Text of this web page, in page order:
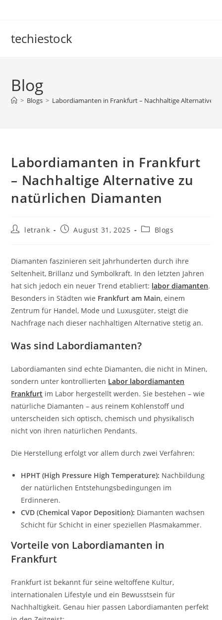
techiestock
Blog
> Blogs > Labor­diamanten in Frankfurt – Nachhaltige Alternative
Labor­diamanten in Frankfurt
– Nachhaltige Alternative zu
natürlichen Diamanten
Postletrank
PostAugust 31, 2025
PostBlogs
Diamanten faszinieren seit Jahrhunderten durch ihre
Seltenheit, Brillanz und Symbolkraft. In den letzten Jahren
hat sich jedoch ein neuer Trend etabliert: labor diamanten.
Besonders in Städten wie Frankfurt am Main, einem
Zentrum für Handel, Mode und Luxusgüter, steigt die
Nachfrage nach dieser nachhaltigen Alternative stetig an.
Was sind Labordiamanten?
Labordiamanten sind echte Diamanten, die nicht in Minen,
sondern unter kontrollierten Labor labordiamanten
Frankfurt im Labor hergestellt werden. Sie bestehen – wie
natürliche Diamanten – aus reinem Kohlenstoff und
unterscheiden sich optisch, chemisch und physikalisch
nicht von ihren natürlichen Pendants.
Die Herstellung erfolgt vor allem durch zwei Verfahren:
HPHT (High Pressure High Temperature): Nachbildung
der natürlichen Entstehungsbedingungen im
Erdinneren.
CVD (Chemical Vapor Deposition): Diamanten wachsen
Schicht für Schicht in einer speziellen Plasmakammer.
Vorteile von Labordiamanten in
Frankfurt
Frankfurt ist bekannt für seine weltoffene Kultur,
internationalen Lifestyle und ein Bewusstsein für
Nachhaltigkeit. Genau hier passen Labordiamanten perfekt